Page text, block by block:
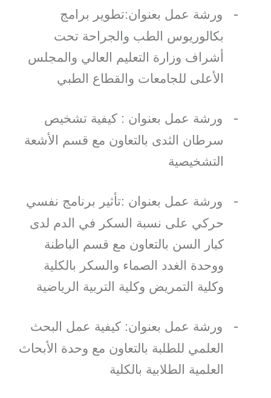
-
ورشة عمل بعنوان:تطوير برامج
بكالوريوس الطب والجراحة تحت
أشراف وزارة التعليم العالي والمجلس
الأعلى للجامعات والقطاع الطبي
-
ورشة عمل بعنوان : كيفية تشخيص
سرطان الثدى بالتعاون مع قسم الأشعة
التشخيصية
-
ورشة عمل بعنوان :تأثير برنامج نفسي
حركي على نسبة السكر في الدم لدى
كبار السن بالتعاون مع قسم الباطنة
ووحدة الغدد الصماء والسكر بالكلية
وكلية التمريض وكلية التربية الرياضية
-
ورشة عمل بعنوان: كيفية عمل البحث
العلمي للطلبة بالتعاون مع وحدة الأبحاث
العلمية الطلابية بالكلية